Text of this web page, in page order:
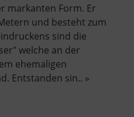
markanten Form. Er
und besteht zum
sind die
welche an der
ehemaligen
Entstanden sin.. »